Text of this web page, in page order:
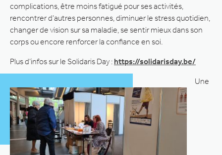
complications, être moins fatigué pour ses activités,
rencontrer d’autres personnes, diminuer le stress quotidien,
changer de vision sur sa maladie, se sentir mieux dans son
corps ou encore renforcer la confiance en soi.
Plus d’infos sur le Solidaris Day : https://solidarisday.be/
Une